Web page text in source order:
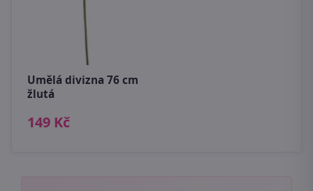
Umělá divizna 76 cm
žlutá
149 Kč